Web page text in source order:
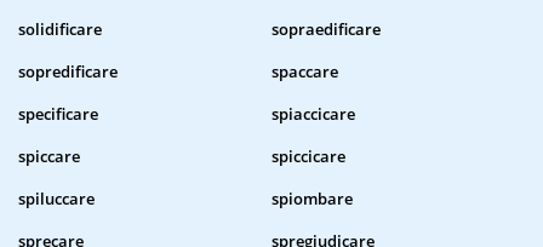
solidificare
sopraedificare
sopredificare
spaccare
specificare
spiaccicare
spiccare
spiccicare
spiluccare
spiombare
sprecare
spregiudicare